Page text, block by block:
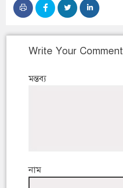
Write Your Comment
মন্তব্য
নাম